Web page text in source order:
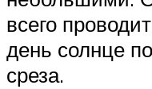
всего
день солнце
среза.